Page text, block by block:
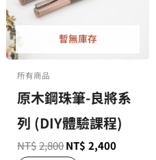
暫無庫存
所有商品
原木鋼珠筆-良將系
列 (DIY體驗課程)
NT$2,800NT$ 2,400